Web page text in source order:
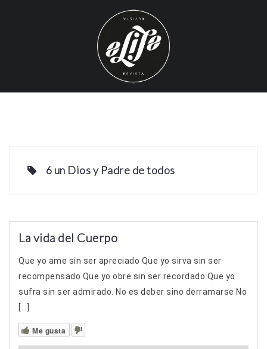
6 un Dios y Padre de todos
La vida del Cuerpo
Que yo ame sin ser apreciado Que yo sirva sin ser
recompensado Que yo obre sin ser recordado Que yo
sufra sin ser admirado. No es deber sino derramarse No
[…]
Me gusta